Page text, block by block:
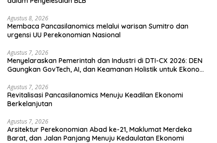
Agustus 8, 2026
Membaca Pancasilanomics melalui warisan Sumitro dan
urgensi UU Perekonomian Nasional
Agustus 7, 2026
Menyelaraskan Pemerintah dan Industri di DTI-CX 2026: DEN
Gaungkan GovTech, AI, dan Keamanan Holistik untuk Ekonomi
Agustus 7, 2026
Revitalisasi Pancasilanomics Menuju Keadilan Ekonomi
Berkelanjutan
Agustus 7, 2026
Arsitektur Perekonomian Abad ke-21, Maklumat Merdeka
Barat, dan Jalan Panjang Menuju Kedaulatan Ekonomi